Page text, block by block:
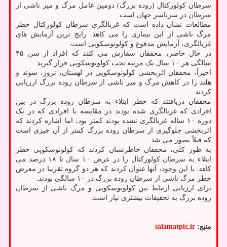
سرطان کولورکتال (روده بزرگ) دومین عامل مرگ و میر ناشی از
سرطان در سرتاسر جهان است.
مطالعات نشان داده است که غربالگری سرطان کولورکتال خطر
مرگ ناشی از این بیماری را می کاهد. رایج ترین آزمایش های
غربالگری، آزمایش مدفوع و کولونوسکوپی است.
در حال حاضر، محققان سفارش می کنند که افراد از سن ۴۵
سالگی هر ۱۰ سال یک مرتبه تحت کولونوسکوپی قرار گیرند.
اخیراً، محققان اثربخشی کولونوسکوپی در لهستان، نروژ، سوئد و
هلند را در کاهش مرگ و میر ناشی از سرطان روده بزرگ ارزیابی
کردند.
محققان دریافتند که خطر ابتلاء به سرطان روده بزرگ در بین
افرادی که غربالگری شده بودند در مقایسه با افرادی که در یک
دوره ۱۰ ساله غربالگری نشده بودند کمتر بود، اما اشاره کردند که
اثربخشی جلوگیری از سرطان روده بزرگ کمتر از آن چیزی است
که قبلاً تصور می شد.
به طور کلی، محققان خاطرنشان کردند که کولونوسکوپی خطر
ابتلاء به سرطان کولورکتال را در عرض ۱۰ سال تا ۱۸ درصد می
کاهد. با این وجود، آنها عنوان کردند که هر دو گروه تقریبا در معرض
خطر مرگ ناشی از سرطان روده بزرگ در ۱۰ سالگی بودند.
برای ارزیابی ارتباط بین کولونوسکوپی و مرگ ناشی از سرطان
روده بزرگ به تحقیقات بیشتری نیاز است.
منبع: salamatpic.ir